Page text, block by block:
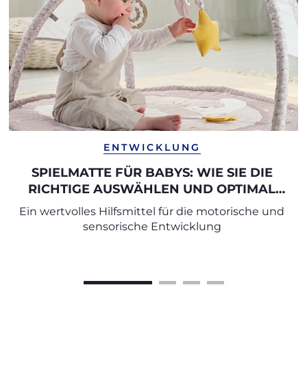
ENTWICKLUNG
SPIELMATTE FÜR BABYS: WIE SIE DIE
RICHTIGE AUSWÄHLEN UND OPTIMAL
NUTZEN
Ein wertvolles Hilfsmittel für die motorische und
sensorische Entwicklung